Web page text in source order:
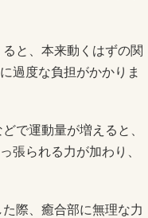
と、本来動くはずの関
過度な負担がかかりま
で運動量が増えると、
張られる力が加わり、
際、癒合部に無理な力